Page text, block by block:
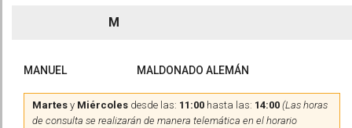
M
MANUEL MALDONADO ALEMÁN
Martes y Miércoles desde las: 11:00 hasta las: 14:00 (Las horas
de consulta se realizarán de manera telemática en el horario